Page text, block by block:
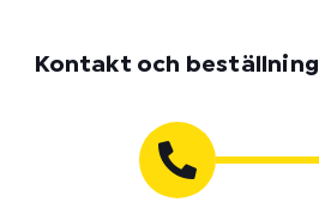
Kontakt och beställning